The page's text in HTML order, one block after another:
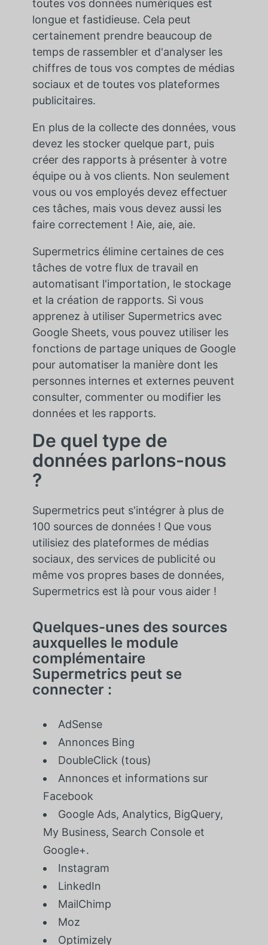
toutes vos données numériques est
longue et fastidieuse. Cela peut
certainement prendre beaucoup de
temps de rassembler et d'analyser les
chiffres de tous vos comptes de médias
sociaux et de toutes vos plateformes
publicitaires.
En plus de la collecte des données, vous
devez les stocker quelque part, puis
créer des rapports à présenter à votre
équipe ou à vos clients. Non seulement
vous ou vos employés devez effectuer
ces tâches, mais vous devez aussi les
faire correctement ! Aie, aie, aie.
Supermetrics élimine certaines de ces
tâches de votre flux de travail en
automatisant l'importation, le stockage
et la création de rapports. Si vous
apprenez à utiliser Supermetrics avec
Google Sheets, vous pouvez utiliser les
fonctions de partage uniques de Google
pour automatiser la manière dont les
personnes internes et externes peuvent
consulter, commenter ou modifier les
données et les rapports.
De quel type de
données parlons-nous
?
Supermetrics peut s'intégrer à plus de
100 sources de données ! Que vous
utilisiez des plateformes de médias
sociaux, des services de publicité ou
même vos propres bases de données,
Supermetrics est là pour vous aider !
Quelques-unes des sources
auxquelles le module
complémentaire
Supermetrics peut se
connecter :
AdSense
Annonces Bing
DoubleClick (tous)
Annonces et informations sur
Facebook
Google Ads, Analytics, BigQuery,
My Business, Search Console et
Google+.
Instagram
LinkedIn
MailChimp
Moz
Optimizely